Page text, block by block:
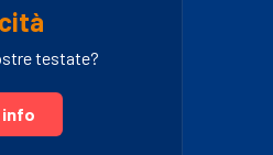
testate?
info